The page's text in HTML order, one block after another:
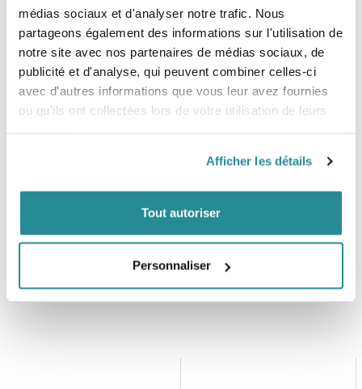
médias sociaux et d'analyser notre trafic. Nous
partageons également des informations sur l'utilisation de
notre site avec nos partenaires de médias sociaux, de
publicité et d'analyse, qui peuvent combiner celles-ci
avec d'autres informations que vous leur avez fournies
ou qu'ils ont collectées lors de votre utilisation de leurs
Afficher les détails
Tout autoriser
Personnaliser
Caractéristiques :
Anatomical backplate
3D contoured neoprene interior
Comfortable foam panels
Soft neoprene edges
HP system included